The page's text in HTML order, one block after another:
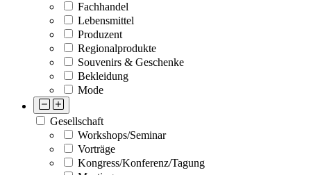
Fachhandel
Lebensmittel
Produzent
Regionalprodukte
Souvenirs & Geschenke
Bekleidung
Mode
Gesellschaft
Workshops/Seminar
Vorträge
Kongress/Konferenz/Tagung